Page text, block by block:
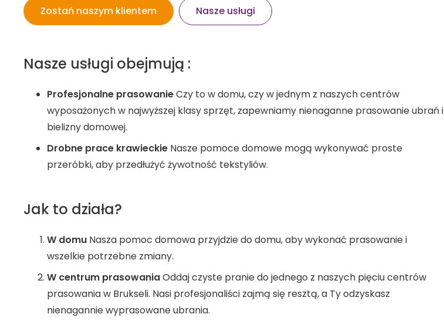
Zostań naszym klientem Nasze usługi
Nasze usługi obejmują :
Profesjonalne prasowanieCzy to w domu, czy w jednym z naszych centrów
wyposażonych w najwyższej klasy sprzęt, zapewniamy nienaganne prasowanie ubrań i
bielizny domowej.
Drobne prace krawieckie Nasze pomoce domowe mogą wykonywać proste
przeróbki, aby przedłużyć żywotność tekstyliów.
Jak to działa?
W domu Nasza pomoc domowa przyjdzie do domu, aby wykonać prasowanie i
wszelkie potrzebne zmiany.
W centrum prasowaniaOddaj czyste pranie do jednego z naszych pięciu centrów
prasowania w Brukseli. Nasi profesjonaliści zajmą się resztą, a Ty odzyskasz
nienagannie wyprasowane ubrania.